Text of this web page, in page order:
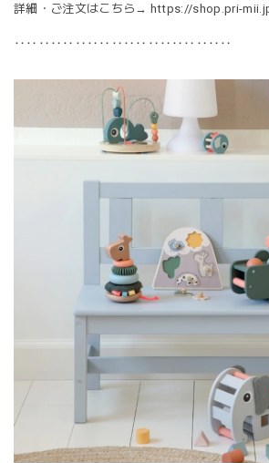
詳細・ご注文はこちら→ https://shop.pri-
‥‥‥‥‥‥‥‥‥‥‥‥‥‥‥‥‥‥